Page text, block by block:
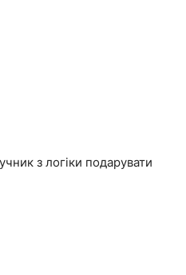
з логіки подарувати